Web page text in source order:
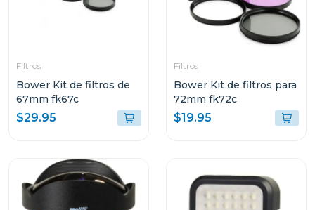
Filtros
Bower Kit de filtros de
67mm fk67c
$29.95
Filtros
Bower Kit de filtros para
72mm fk72c
$19.95